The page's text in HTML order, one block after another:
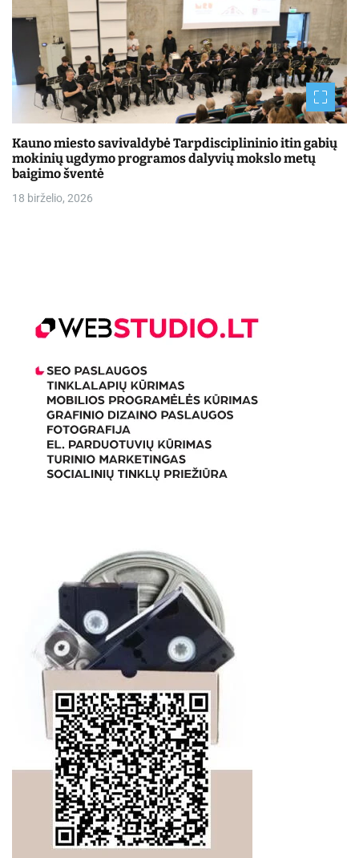
Kauno miesto savivaldybė Tarpdisciplininio itin gabių
mokinių ugdymo programos dalyvių mokslo metų
baigimo šventė
18 birželio, 2026